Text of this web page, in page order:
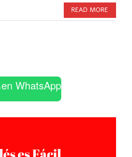
READ MORE
WhatsApp